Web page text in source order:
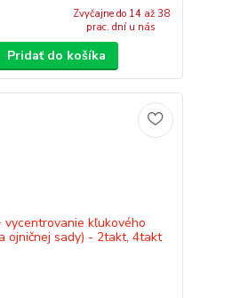
Zvyčajne do 14 až 38
prac. dní u nás
Pridať do košíka